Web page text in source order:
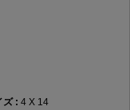
4 X 14